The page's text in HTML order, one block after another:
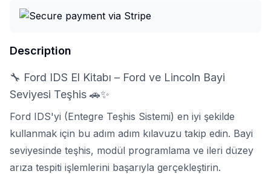
Description
🔧 Ford IDS El Kitabı – Ford ve Lincoln Bayi
Seviyesi Teşhis 🚗✨
Ford IDS'yi (Entegre Teşhis Sistemi) en iyi şekilde
kullanmak için bu adım adım kılavuzu takip edin. Bayi
seviyesinde teşhis, modül programlama ve ileri düzey
arıza tespiti işlemlerini başarıyla gerçekleştirin.